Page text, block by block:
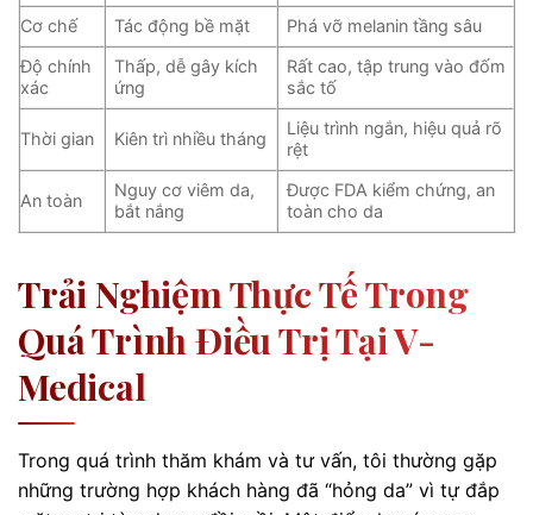
Cơ chế Tác động bề mặt
Phá vỡ melanin tầng sâu
Độ chính
xác
Thấp, dễ gây kích
ứng
Rất cao, tập trung vào đốm
sắc tố
Thời gian Kiên trì nhiều tháng
Liệu trình ngắn, hiệu quả rõ
rệt
An toàn
Nguy cơ viêm da,
bắt nắng
Được FDA kiểm chứng, an
toàn cho da
Trải Nghiệm Thực Tế Trong
Quá Trình Điều Trị Tại V-
Medical
Trong quá trình thăm khám và tư vấn, tôi thường gặp
những trường hợp khách hàng đã “hỏng da” vì tự đắp